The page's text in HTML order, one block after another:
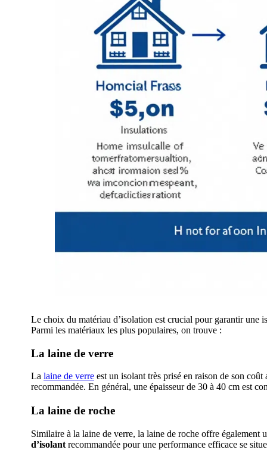
Le choix du matériau d’isolation est crucial pour garantir une
Parmi les matériaux les plus populaires, on trouve :
La laine de verre
La laine de verre est un isolant très prisé en raison de son
recommandée. En général, une épaisseur de 30 à 40 cm est
La laine de roche
Similaire à la laine de verre, la laine de roche offre
d’isolant recommandée pour une performance efficace se